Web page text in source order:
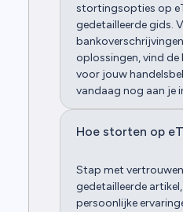
stortingsopties op
gedetailleerde gids.
oplossingen, vind
voor jouw
vandaag nog aan je
Hoe storten op
Stap met
gedetailleerde
persoonlijke